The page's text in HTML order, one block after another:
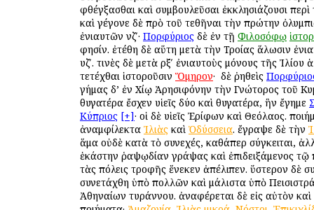
φθέγξασθαι καὶ συμβουλεῦσαι ἐκκλησιάζουσι
καὶ γέγονε δὲ πρὸ τοῦ τεθῆναι τὴν πρώτην
ἐνιαυτῶν νζʹ· Πορφύριος δὲ ἐν τῇ Φιλοσόφῳ
φησίν. ἐτέθη δὲ αὕτη μετὰ τὴν Τροίας ἅλωσιν
υζʹ. τινὲς δὲ μετὰ ρξʹ ἐνιαυτοὺς μόνους τῆς Ἰλίου
τετέχθαι ἱστοροῦσιν Ὅμηρον· ὁ δὲ ῥηθεὶς
γήμας δ’ ἐν Χίῳ Ἀρησιφόνην τὴν Γνώτορος τοῦ
θυγατέρα ἔσχεν υἱεῖς δύο καὶ θυγατέρα, ἣν ἔγημε
Κύπριος [+]· οἱ δὲ υἱεῖς Ἐρίφων καὶ Θεόλαος.
ἀναμφίλεκτα Ἰλιὰς καὶ Ὀδύσσεια. ἔγραψε δὲ τὴν
ἅμα οὐδὲ κατὰ τὸ συνεχές, καθάπερ σύγκειται,
ἑκάστην ῥαψῳδίαν γράψας καὶ ἐπιδειξάμενος τῷ
τὰς πόλεις τροφῆς ἕνεκεν ἀπέλιπεν. ὕστερον δὲ
συνετάχθη ὑπὸ πολλῶν καὶ μάλιστα ὑπὸ
Ἀθηναίων τυράννου. ἀναφέρεται δὲ εἰς αὐτὸν